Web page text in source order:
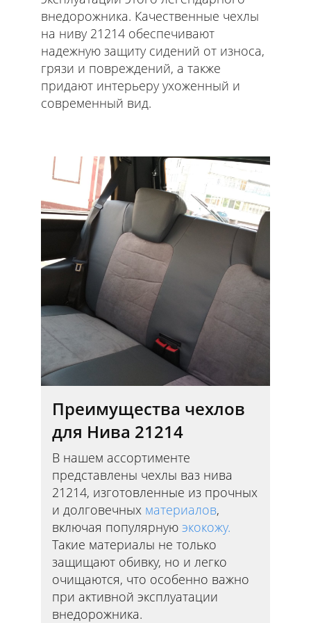
внедорожника. Качественные чехлы
на ниву 21214 обеспечивают
надежную защиту сидений от износа,
грязи и повреждений, а также
придают интерьеру ухоженный и
современный вид.
Преимущества чехлов
для Нива 21214
В нашем ассортименте
представлены чехлы ваз нива
21214, изготовленные из прочных
и долговечных материалов,
включая популярную экокожу.
Такие материалы не только
защищают обивку, но и легко
очищаются, что особенно важно
при активной эксплуатации
внедорожника.